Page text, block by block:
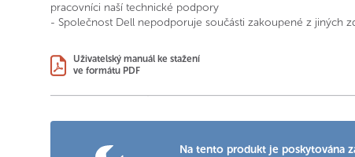
pracovníci naší technické podpory
- Společnost Dell nepodporuje součásti zakoupené z jiných
Uživatelský manuál ke stažení
ve formátu PDF
Na tento produkt je poskytována